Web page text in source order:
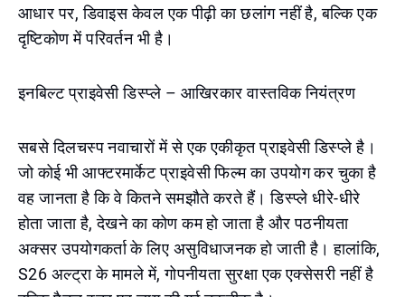
आधार पर, डिवाइस केवल एक पीढ़ी का छलांग नहीं है, बल्कि एक
दृष्टिकोण में परिवर्तन भी है।
इनबिल्ट प्राइवेसी डिस्प्ले – आखिरकार वास्तविक नियंत्रण
सबसे दिलचस्प नवाचारों में से एक एकीकृत प्राइवेसी डिस्प्ले है।
जो कोई भी आफ्टरमार्केट प्राइवेसी फिल्म का उपयोग कर चुका है
वह जानता है कि वे कितने समझौते करते हैं। डिस्प्ले धीरे-धीरे
होता जाता है, देखने का कोण कम हो जाता है और पठनीयता
अक्सर उपयोगकर्ता के लिए असुविधाजनक हो जाती है। हालांकि,
S26 अल्ट्रा के मामले में, गोपनीयता सुरक्षा एक एक्सेसरी नहीं है